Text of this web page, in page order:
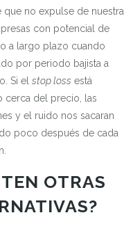
que no expulse de nuestra
con potencial de
a largo plazo cuando
por periodo bajista a
Si el stop loss está
cerca del precio, las
y el ruido nos sacaran
poco después de cada
OTRAS